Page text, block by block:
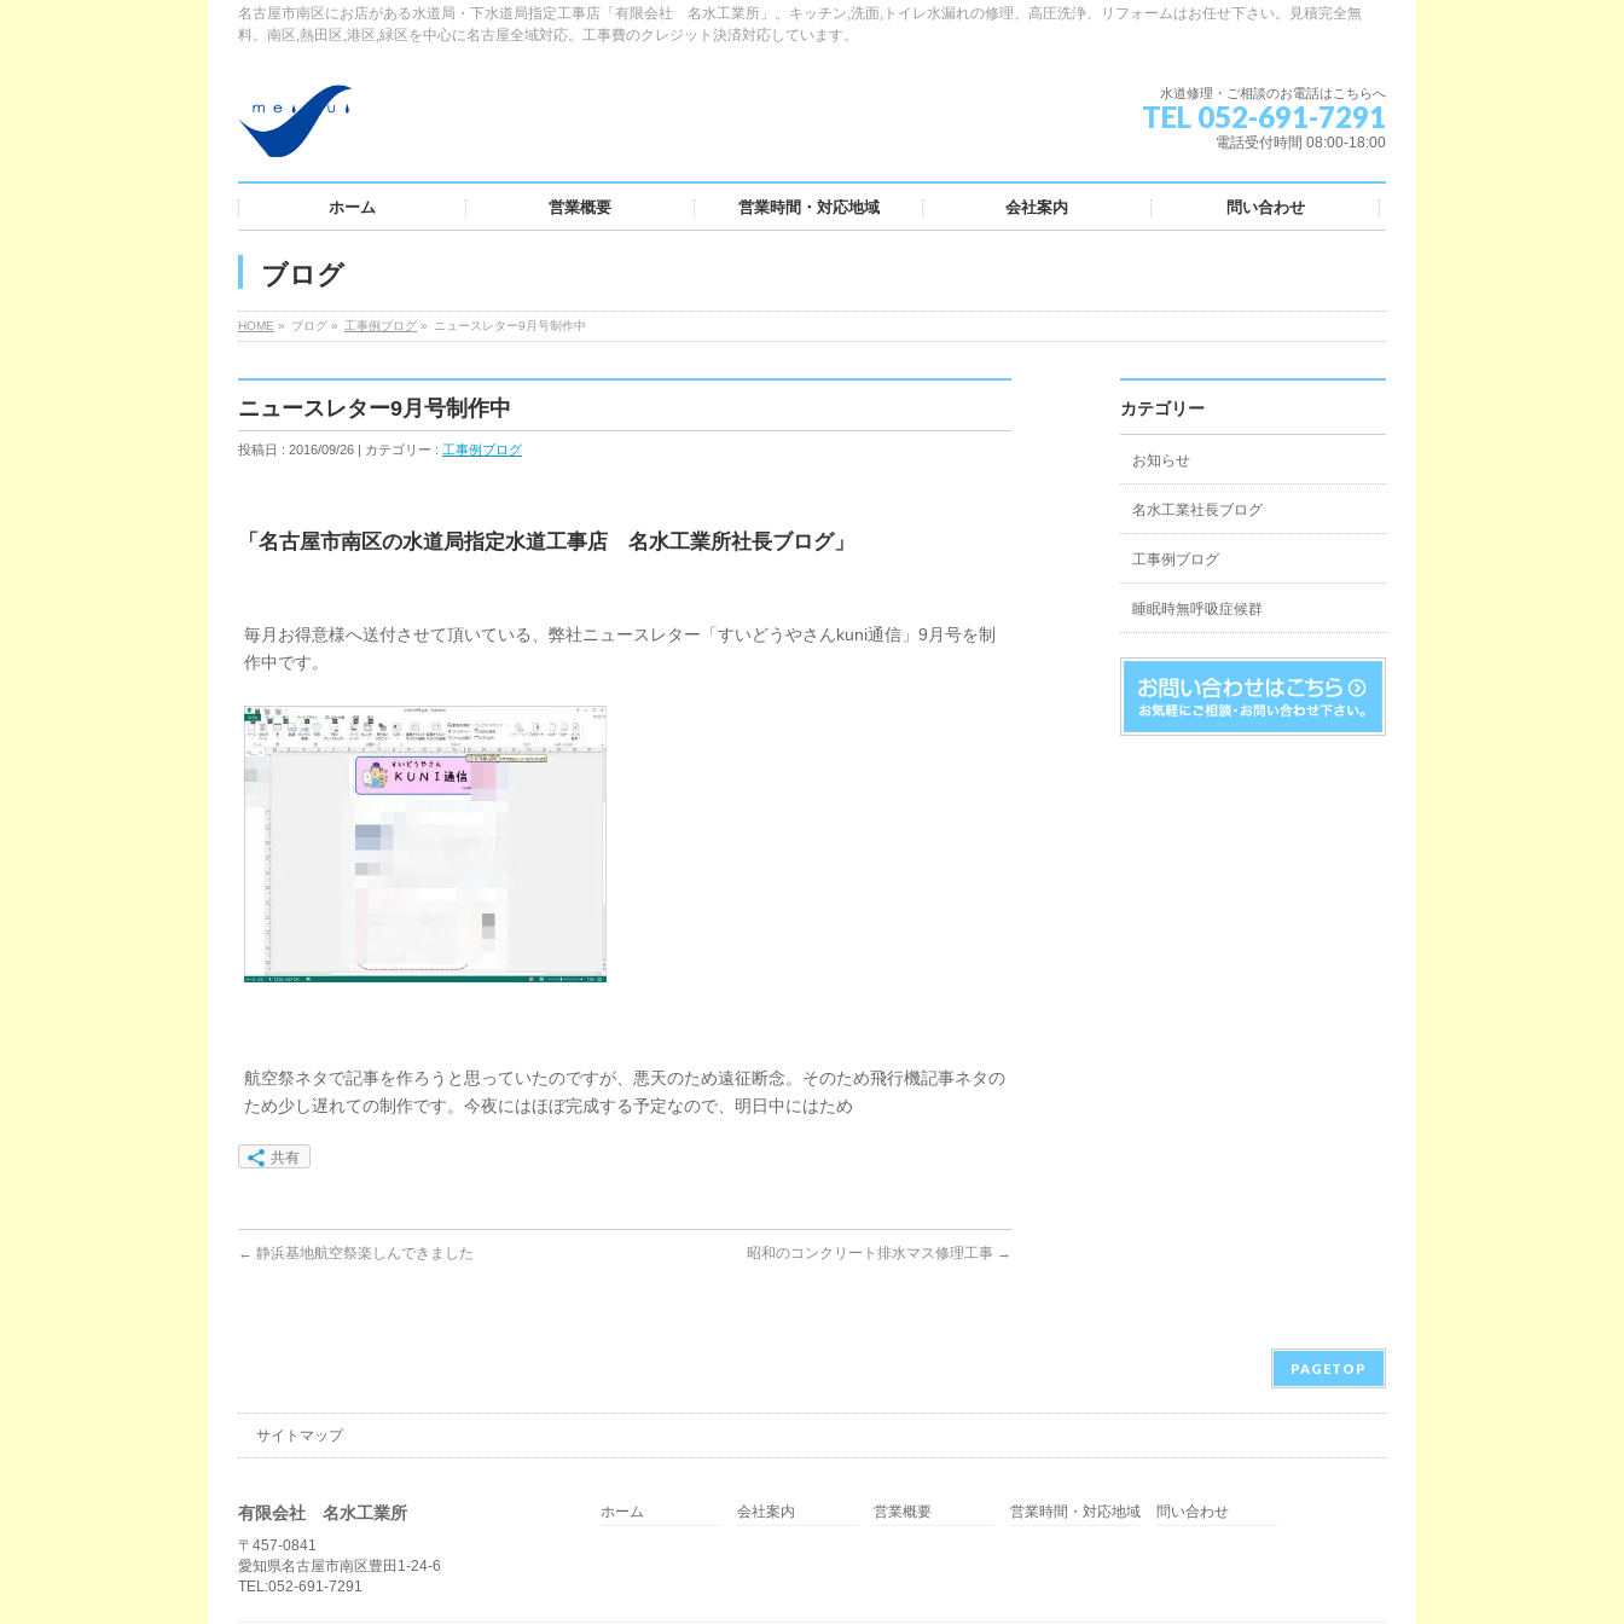
名古屋市南区にお店がある水道局・下水道局指定工事店「有限会社 名水工業所」。キッチン,洗面,トイレ水漏れの修理、高圧洗浄、リフォームはお任せ下さい。見積完全無
料。南区,熱田区,港区,緑区を中心に名古屋全域対応。工事費のクレジット決済対応しています。
水道修理・ご相談のお電話はこちらへ
TEL 052-691-7291
電話受付時間 08:00-18:00
ホーム 営業概要 営業時間・対応地域 会社案内 問い合わせ
ブログ
HOME » ブログ » 工事例ブログ » ニュースレター9月号制作中
ニュースレター9月号制作中
投稿日 : 2016/09/26 | カテゴリー : 工事例ブログ
「名古屋市南区の水道局指定水道工事店 名水工業所社長ブログ」
毎月お得意様へ送付させて頂いている、弊社ニュースレター「すいどうやさんkuni通信」9月号を制
作中です。
航空祭ネタで記事を作ろうと思っていたのですが、悪天のため遠征断念。そのため飛行機記事ネタの
ため少し遅れての制作です。今夜にはほぼ完成する予定なので、明日中にはため
共有
← 静浜基地航空祭楽しんできました 昭和のコンクリート排水マス修理工事 →
カテゴリー
お知らせ
名水工業社長ブログ
工事例ブログ
睡眠時無呼吸症候群
PAGETOP
サイトマップ
有限会社 名水工業所
〒457-0841
愛知県名古屋市南区豊田1-24-6
TEL:052-691-7291
ホーム 会社案内 営業概要 営業時間・対応地域 問い合わせ